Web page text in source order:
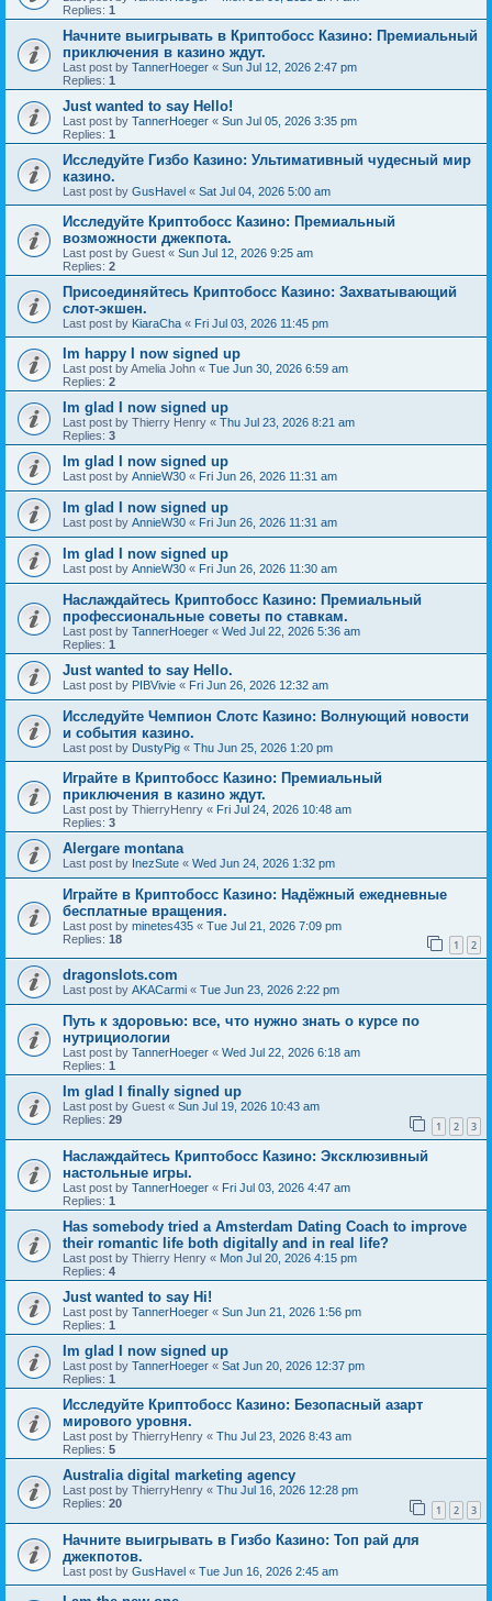
Replies: 1
Начните выигрывать в Криптобосс Казино: Премиальный
приключения в казино ждут.
Last post by TannerHoeger « Sun Jul 12, 2026 2:47 pm
Replies: 1
Just wanted to say Hello!
Last post by TannerHoeger « Sun Jul 05, 2026 3:35 pm
Replies: 1
Исследуйте Гизбо Казино: Ультимативный чудесный мир
казино.
Last post by GusHavel « Sat Jul 04, 2026 5:00 am
Исследуйте Криптобосс Казино: Премиальный
возможности джекпота.
Last post by Guest « Sun Jul 12, 2026 9:25 am
Replies: 2
Присоединяйтесь Криптобосс Казино: Захватывающий
слот-экшен.
Last post by KiaraCha « Fri Jul 03, 2026 11:45 pm
Im happy I now signed up
Last post byAmelia John « Tue Jun 30, 2026 6:59 am
Replies: 2
Im glad I now signed up
Last post by Thierry Henry « Thu Jul 23, 2026 8:21 am
Replies: 3
Im glad I now signed up
Last post by AnnieW30 « Fri Jun 26, 2026 11:31 am
Im glad I now signed up
Last post by AnnieW30 « Fri Jun 26, 2026 11:31 am
Im glad I now signed up
Last post by AnnieW30 « Fri Jun 26, 2026 11:30 am
Наслаждайтесь Криптобосс Казино: Премиальный
профессиональные советы по ставкам.
Last post by TannerHoeger « Wed Jul 22, 2026 5:36 am
Replies: 1
Just wanted to say Hello.
Last post by PIBVivie « Fri Jun 26, 2026 12:32 am
Исследуйте Чемпион Слотс Казино: Волнующий новости
и события казино.
Last post by DustyPig « Thu Jun 25, 2026 1:20 pm
Играйте в Криптобосс Казино: Премиальный
приключения в казино ждут.
Last post by ThierryHenry « Fri Jul 24, 2026 10:48 am
Replies: 3
Alergare montana
Last post by InezSute « Wed Jun 24, 2026 1:32 pm
Играйте в Криптобосс Казино: Надёжный ежедневные
бесплатные вращения.
Last post by minetes435 « Tue Jul 21, 2026 7:09 pm
Replies: 18 1 2
dragonslots.com
Last post by AKACarmi « Tue Jun 23, 2026 2:22 pm
Путь к здоровью: все, что нужно знать о курсе по
нутрициологии
Last post by TannerHoeger « Wed Jul 22, 2026 6:18 am
Replies: 1
Im glad I finally signed up
Last post by Guest « Sun Jul 19, 2026 10:43 am
Replies: 29 1 2 3
Наслаждайтесь Криптобосс Казино: Эксклюзивный
настольные игры.
Last post by TannerHoeger « Fri Jul 03, 2026 4:47 am
Replies: 1
Has somebody tried a Amsterdam Dating Coach to improve
their romantic life both digitally and in real life?
Last post by Thierry Henry « Mon Jul 20, 2026 4:15 pm
Replies: 4
Just wanted to say Hi!
Last post by TannerHoeger « Sun Jun 21, 2026 1:56 pm
Replies: 1
Im glad I now signed up
Last post by TannerHoeger « Sat Jun 20, 2026 12:37 pm
Replies: 1
Исследуйте Криптобосс Казино: Безопасный азарт
мирового уровня.
Last post by ThierryHenry « Thu Jul 23, 2026 8:43 am
Replies: 5
Australia digital marketing agency
Last post by ThierryHenry « Thu Jul 16, 2026 12:28 pm
Replies: 20 1 2 3
Начните выигрывать в Гизбо Казино: Топ рай для
джекпотов.
Last post by GusHavel « Tue Jun 16, 2026 2:45 am